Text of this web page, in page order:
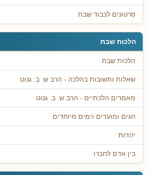
סרטונים לכבוד שבת
הלכות שבת
הלכות שבת
שאלות ותשובות בהלכה - הרב ש. ב. גנוט
מאמרים הלכתיים - הרב ש. ב. גנוט
חגים ומועדים וימים מיוחדים
יהדות
בין אדם לחברו